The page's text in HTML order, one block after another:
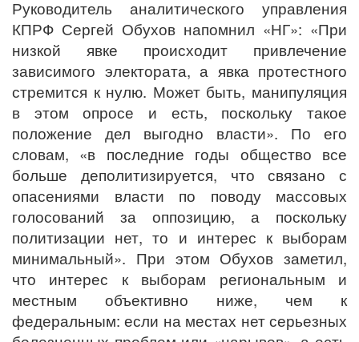
Руководитель аналитического управления
КПРФ Сергей Обухов напомнил «НГ»: «При
низкой явке происходит привлечение
зависимого электората, а явка протестного
стремится к нулю. Может быть, манипуляция
в этом опросе и есть, поскольку такое
положение дел выгодно власти». По его
словам, «в последние годы общество все
больше деполитизируется, что связано с
опасениями власти по поводу массовых
голосований за оппозицию, а поскольку
политизации нет, то и интерес к выборам
минимальный». При этом Обухов заметил,
что интерес к выборам региональным и
местным объективно ниже, чем к
федеральным: если на местах нет серьезных